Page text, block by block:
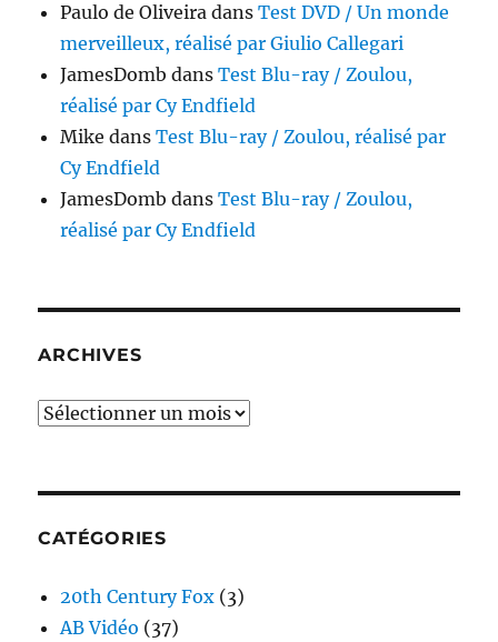
Paulo de Oliveira dansTest DVD / Un monde
merveilleux, réalisé par Giulio Callegari
JamesDomb dansTest Blu-ray / Zoulou,
réalisé par Cy Endfield
Mike dansTest Blu-ray / Zoulou, réalisé par
Cy Endfield
JamesDomb dansTest Blu-ray / Zoulou,
réalisé par Cy Endfield
ARCHIVES
Archives
CATÉGORIES
20th Century Fox (3)
AB Vidéo (37)